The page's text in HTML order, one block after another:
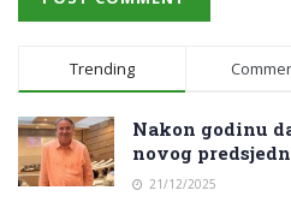
Trending
Nakon godinu
novog
21/12/2025